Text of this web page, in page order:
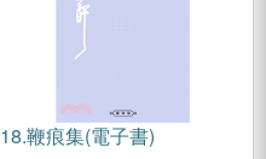
18.鞭痕集(電子書)